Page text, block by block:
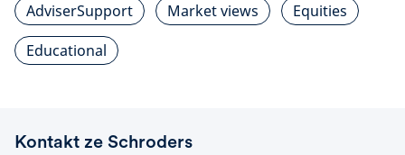
AdviserSupport
Market views
Equities
Educational
Kontakt ze Schroders